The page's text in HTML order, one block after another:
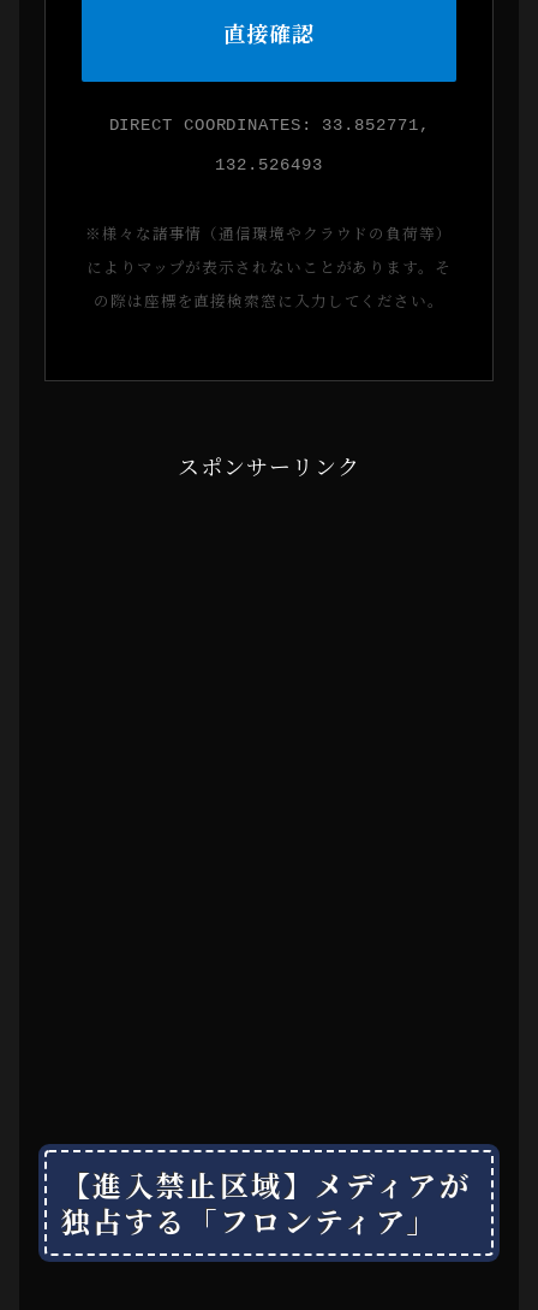
直接確認
DIRECT COORDINATES: 33.852771,
132.526493
※様々な諸事情（通信環境やクラウドの負荷等）
によりマップが表示されないことがあります。そ
の際は座標を直接検索窓に入力してください。
スポンサーリンク
【進入禁止区域】メディアが
独占する「フロンティア」